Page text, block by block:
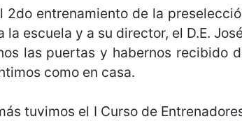
entrenamiento de la
escuela y a su director, el D.E.
las puertas y habernos recibido
como en casa.
tuvimos el I Curso de